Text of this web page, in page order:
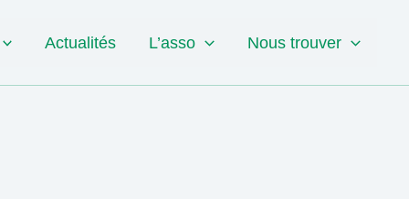
Actualités L’asso Nous trouver